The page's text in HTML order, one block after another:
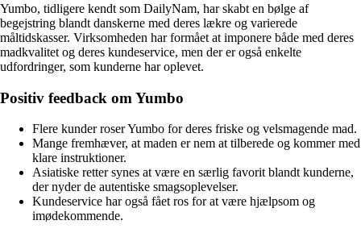
Yumbo, tidligere kendt som DailyNam, har skabt en bølge af
begejstring blandt danskerne med deres lækre og varierede
måltidskasser. Virksomheden har formået at imponere både med deres
madkvalitet og deres kundeservice, men der er også enkelte
udfordringer, som kunderne har oplevet.
Positiv feedback om Yumbo
Flere kunder roser Yumbo for deres friske og velsmagende mad.
Mange fremhæver, at maden er nem at tilberede og kommer med
klare instruktioner.
Asiatiske retter synes at være en særlig favorit blandt kunderne,
der nyder de autentiske smagsoplevelser.
Kundeservice har også fået ros for at være hjælpsom og
imødekommende.